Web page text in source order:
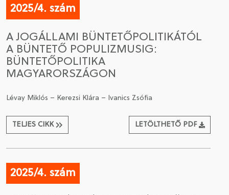
2025/4. szám
A JOGÁLLAMI BÜNTETŐPOLITIKÁTÓL
A BÜNTETŐ POPULIZMUSIG:
BÜNTETŐPOLITIKA
MAGYARORSZÁGON
Lévay Miklós – Kerezsi Klára – Ivanics Zsófia
TELJES CIKK LETÖLTHETŐ PDF
2025/4. szám